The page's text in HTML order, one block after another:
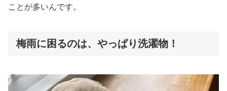
ことが多いんです。
梅雨に困るのは、やっぱり洗濯物！